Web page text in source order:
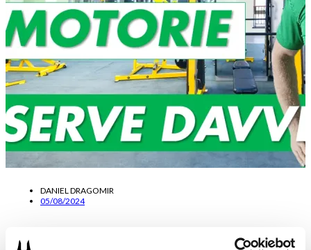
DANIEL DRAGOMIR
05/08/2024
Laurea in scienze motorie: serve per un Personal